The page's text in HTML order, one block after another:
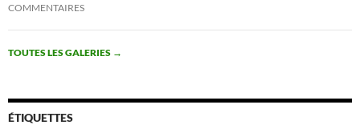
COMMENTAIRES
TOUTES LES GALERIES →
ÉTIQUETTES